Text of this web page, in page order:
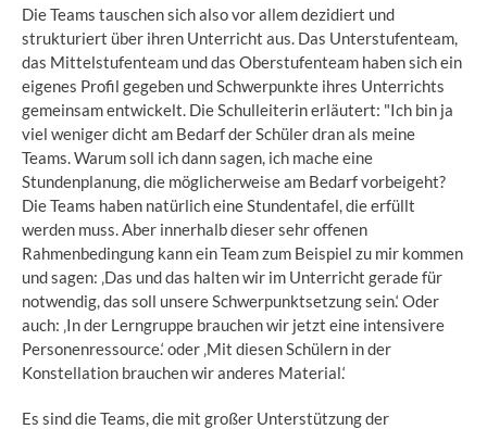
Die Teams tauschen sich also vor allem dezidiert und
strukturiert über ihren Unterricht aus. Das Unterstufenteam,
das Mittelstufenteam und das Oberstufenteam haben sich ein
eigenes Profil gegeben und Schwerpunkte ihres Unterrichts
gemeinsam entwickelt. Die Schulleiterin erläutert: "Ich bin ja
viel weniger dicht am Bedarf der Schüler dran als meine
Teams. Warum soll ich dann sagen, ich mache eine
Stundenplanung, die möglicherweise am Bedarf vorbeigeht?
Die Teams haben natürlich eine Stundentafel, die erfüllt
werden muss. Aber innerhalb dieser sehr offenen
Rahmenbedingung kann ein Team zum Beispiel zu mir kommen
und sagen: ‚Das und das halten wir im Unterricht gerade für
notwendig, das soll unsere Schwerpunktsetzung sein.‘ Oder
auch: ‚In der Lerngruppe brauchen wir jetzt eine intensivere
Personenressource.‘ oder ‚Mit diesen Schülern in der
Konstellation brauchen wir anderes Material.‘
Es sind die Teams, die mit großer Unterstützung der